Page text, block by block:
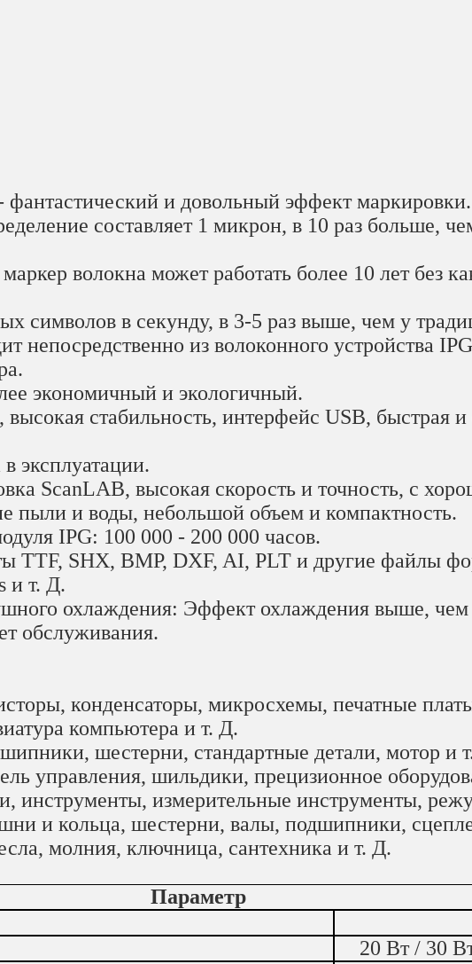
и довольный эффект маркировки.
составляет 1 микрон, в 10 раз больше,
волокна может работать более 10 лет без
символов в секунду, в 3-5 раз выше, чем у
непосредственно из волоконного устройства
экономичный и экологичный.
стабильность, интерфейс USB, быстрая и
эксплуатации.
ScanLAB, высокая скорость и точность, с
пыли и воды, небольшой объем и компактность.
IPG: 100 000 - 200 000 часов.
TTF, SHX, BMP, DXF, AI, PLT и другие файлы
и т. Д.
охлаждения: Эффект охлаждения выше, чем
обслуживания.
конденсаторы, микросхемы, печатные
и т. Д.
шестерни, стандартные детали, мотор и
шильдики, прецизионное
измерительные инструменты,
шестерни, валы, подшипники,
молния, ключница, сантехника и т. Д.
Параметр
20 Вт / 30